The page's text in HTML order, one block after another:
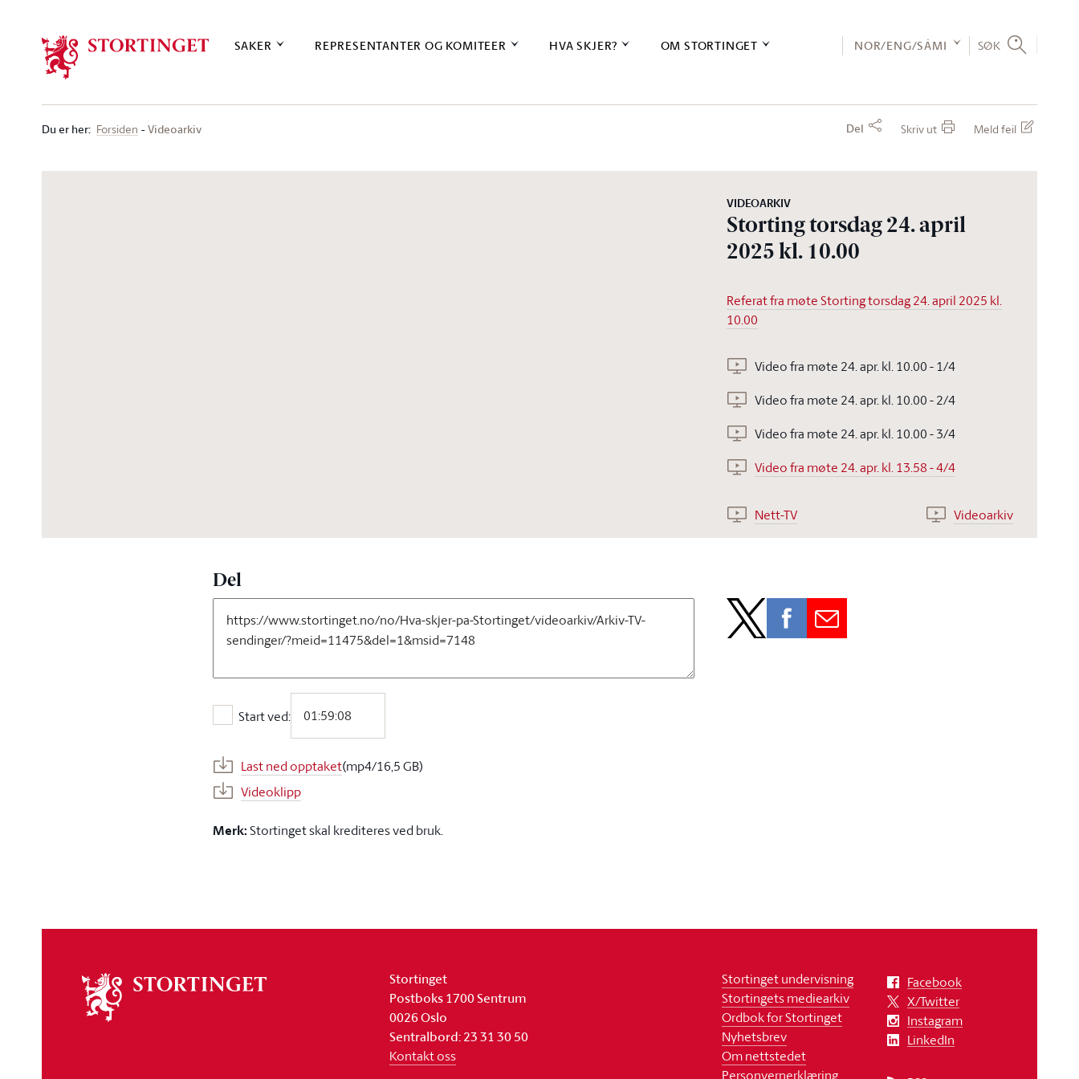
SAKER REPRESENTANTER OG KOMITEER HVA SKJER? OM STORTINGET NOR/ENG/SÁMI SØK
Du er her: Forsiden Videoarkiv Del Skriv ut Meld feil
VIDEOARKIV
Storting torsdag 24. april
2025 kl. 10.00
Referat fra møte Storting torsdag 24. april 2025 kl.
10.00
Video fra møte 24. apr. kl. 10.00 - 1/4
Video fra møte 24. apr. kl. 10.00 - 2/4
Video fra møte 24. apr. kl. 10.00 - 3/4
Video fra møte 24. apr. kl. 13.58 - 4/4
Nett-TV Videoarkiv
Del
Start ved:
Start ved:
Last ned opptaket(mp4/16,5 GB)
Videoklipp
Merk:Stortinget skal krediteres ved bruk.
stortinget
Stortinget
Postboks 1700 Sentrum
0026 Oslo
Sentralbord: 23 31 30 50
Kontakt oss
Stortinget undervisning
Stortingets mediearkiv
Ordbok for Stortinget
Nyhetsbrev
Om nettstedet
Personvernerklæring
Facebook
X/Twitter
Instagram
LinkedIn